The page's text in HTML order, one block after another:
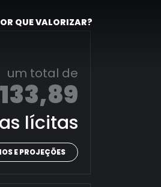
QUE VALORIZAR?
um total de
lícitas
E PROJEÇÕES